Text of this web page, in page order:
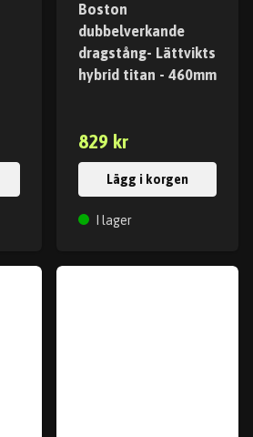
Boston
dubbelverkande
dragstång- Lättvikts
hybrid titan - 460mm
829 kr
Lägg i korgen
I lager